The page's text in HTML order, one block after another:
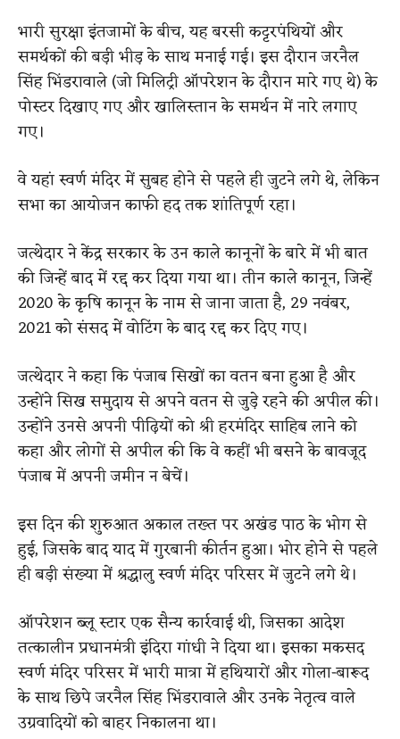
भारी सुरक्षा इंतजामों के बीच, यह बरसी कट्टरपंथियों और
समर्थकों की बड़ी भीड़ के साथ मनाई गई। इस दौरान जरनैल
सिंह भिंडरावाले (जो मिलिट्री ऑपरेशन के दौरान मारे गए थे) के
पोस्टर दिखाए गए और खालिस्तान के समर्थन में नारे लगाए
गए।
वे यहां स्वर्ण मंदिर में सुबह होने से पहले ही जुटने लगे थे, लेकिन
सभा का आयोजन काफी हद तक शांतिपूर्ण रहा।
जत्थेदार ने केंद्र सरकार के उन काले कानूनों के बारे में भी बात
की जिन्हें बाद में रद्द कर दिया गया था। तीन काले कानून, जिन्हें
2020 के कृषि कानून के नाम से जाना जाता है, 29 नवंबर,
2021 को संसद में वोटिंग के बाद रद्द कर दिए गए।
जत्थेदार ने कहा कि पंजाब सिखों का वतन बना हुआ है और
उन्होंने सिख समुदाय से अपने वतन से जुड़े रहने की अपील की।
उन्होंने उनसे अपनी पीढ़ियों को श्री हरमंदिर साहिब लाने को
कहा और लोगों से अपील की कि वे कहीं भी बसने के बावजूद
पंजाब में अपनी जमीन न बेचें।
इस दिन की शुरुआत अकाल तख्त पर अखंड पाठ के भोग से
हुई, जिसके बाद याद में गुरबानी कीर्तन हुआ। भोर होने से पहले
ही बड़ी संख्या में श्रद्धालु स्वर्ण मंदिर परिसर में जुटने लगे थे।
ऑपरेशन ब्लू स्टार एक सैन्य कार्रवाई थी, जिसका आदेश
तत्कालीन प्रधानमंत्री इंदिरा गांधी ने दिया था। इसका मकसद
स्वर्ण मंदिर परिसर में भारी मात्रा में हथियारों और गोला-बारूद
के साथ छिपे जरनैल सिंह भिंडरावाले और उनके नेतृत्व वाले
उग्रवादियों को बाहर निकालना था।